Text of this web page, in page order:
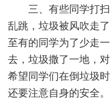
三、有些同学打
乱跳，垃圾被风吹走
至有的同学为了少走
去，垃圾撒了一地，
希望同学们在倒垃圾
还要注意自身的安全。